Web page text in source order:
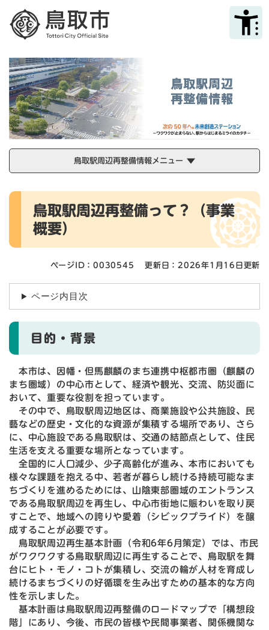
メニューを飛ばして本文へ
鳥取駅周辺再整備情報メニュー
本
鳥取駅周辺再整備って？（事業
概要）
ページID：0030545 更新日：2026年1月16日更新
ページ内目次
目的・背景
本市は、因幡・但馬麒麟のまち連携中枢都市圏（麒麟の
まち圏域）の中心市として、経済や観光、交流、防災面に
おいて、重要な役割を担っています。
その中で、鳥取駅周辺地区は、商業施設や公共施設、民
藝などの歴史・文化的な資源が集積する場所であり、さら
に、中心施設である鳥取駅は、交通の結節点として、住民
生活を支える重要な場所となっています。
全国的に人口減少、少子高齢化が進み、本市においても
様々な課題を抱える中、若者が暮らし続ける持続可能なま
ちづくりを進めるためには、山陰東部圏域のエントランス
である鳥取駅周辺を再生し、中心市街地に賑わいを取り戻
すことで、地域への誇りや愛着（シビックプライド）を醸
成することが必要です。
鳥取駅周辺再生基本計画（令和6年6月策定）では、市民
がワクワクする鳥取駅周辺に再生することで、鳥取駅を舞
台にヒト・モノ・コトが集積し、交流の輪が人材を育成し
続けるまちづくりの好循環を生み出すための基本的な方向
性を示しました。
基本計画は鳥取駅周辺再整備のロードマップで「構想段
階」にあり、今後、市民の皆様や民間事業者、関係機関な